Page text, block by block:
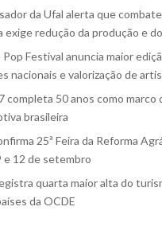
da Ufal alerta que
exige redução da produção e
Pop Festival anuncia maior
nacionais e valorização de
completa 50 anos como marco
brasileira
25ª Feira da Reforma
e 12 de setembro
quarta maior alta do
da OCDE